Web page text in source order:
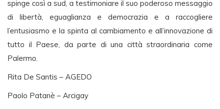
spinge così a sud, a testimoniare il suo poderoso messaggio
di libertà, eguaglianza e democrazia e a raccogliere
l’entusiasmo e la spinta al cambiamento e all’innovazione di
tutto il Paese, da parte di una città straordinaria come
Palermo.
Rita De Santis – AGEDO
Paolo Patanè – Arcigay